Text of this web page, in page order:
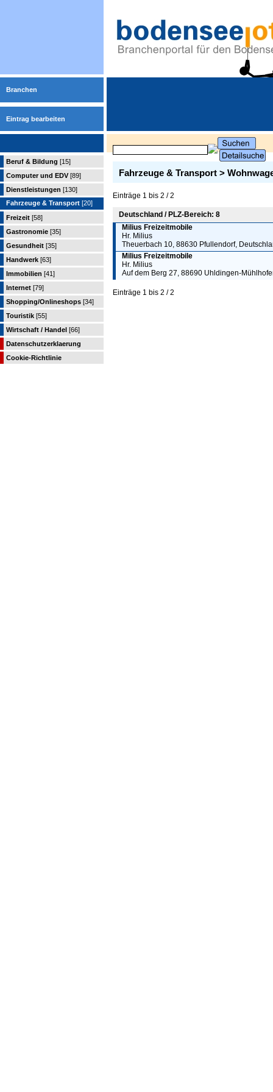
Branchen
Eintrag bearbeiten
Beruf & Bildung [15]
Computer und EDV [89]
Dienstleistungen [130]
Fahrzeuge & Transport [20]
Freizeit [58]
Gastronomie [35]
Gesundheit [35]
Handwerk [63]
Immobilien [41]
Internet [79]
Shopping/Onlineshops [34]
Touristik [55]
Wirtschaft / Handel [66]
Datenschutzerklaerung
Cookie-Richtlinie
Fahrzeuge & Transport >
Einträge 1 bis 2 / 2
Deutschland / PLZ-Bereich: 8
Milius Freizeitmobile
Hr. Milius
Theuerbach 10, 88630 Pfullendorf,
Milius Freizeitmobile
Hr. Milius
Auf dem Berg 27, 88690 Uhldingen-
Einträge 1 bis 2 / 2